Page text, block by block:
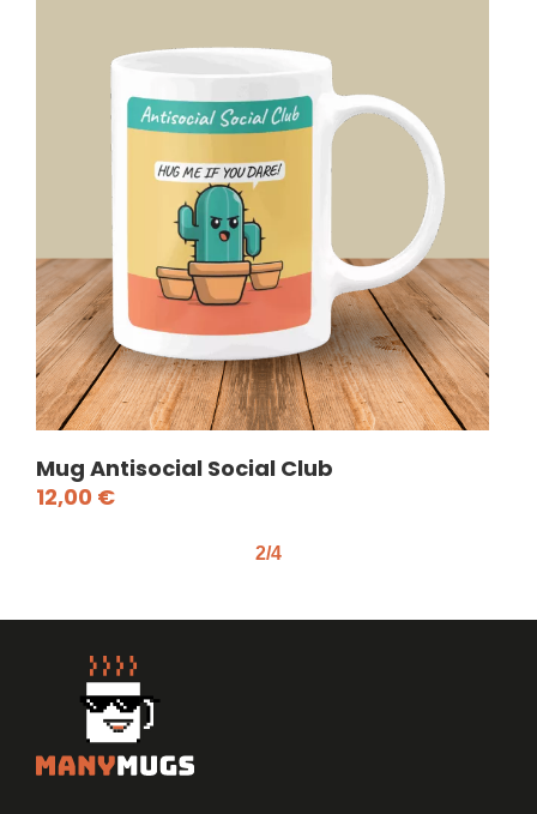
Mug Antisocial Social Club
12,00 €
2/4